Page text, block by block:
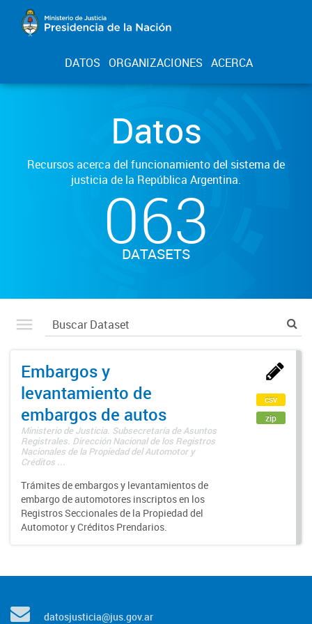
DATOS ORGANIZACIONES ACERCA
Datos
Recursos acerca del funcionamiento del sistema de
justicia de la República Argentina.
063
DATASETS
Embargos y
levantamiento de
embargos de autos
Ministerio de Justicia. Subsecretaría de Asuntos
Registrales. Dirección Nacional de los Registros
Nacionales de la Propiedad del Automotor y
Créditos ...
Trámites de embargos y levantamientos de
embargo de automotores inscriptos en los
Registros Seccionales de la Propiedad del
Automotor y Créditos Prendarios.
csv
zip
datosjusticia@jus.gov.ar